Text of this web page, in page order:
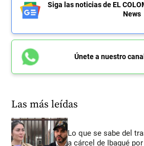
Siga las noticias de EL
News
Únete a nuestro
Las más leídas
Lo que se sabe del
a cárcel de Ibagué